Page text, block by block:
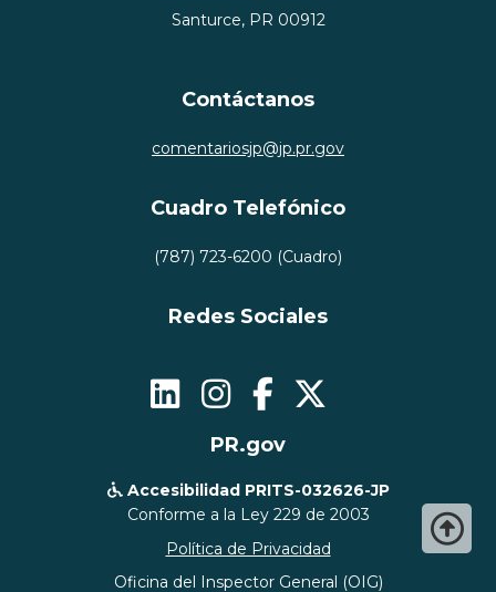

Santurce, PR 00912
Contáctanos
comentariosjp@jp.pr.gov
Cuadro Telefónico
(787) 723-6200 (Cuadro)
Redes Sociales
   
PR.gov
 Accesibilidad PRITS-032626-JP
Conforme a la Ley 229 de 2003
Política de Privacidad
Oficina del Inspector General (OIG)